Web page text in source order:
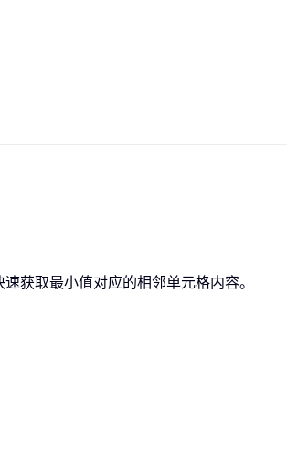
获取最小值对应的相邻单元格内容。